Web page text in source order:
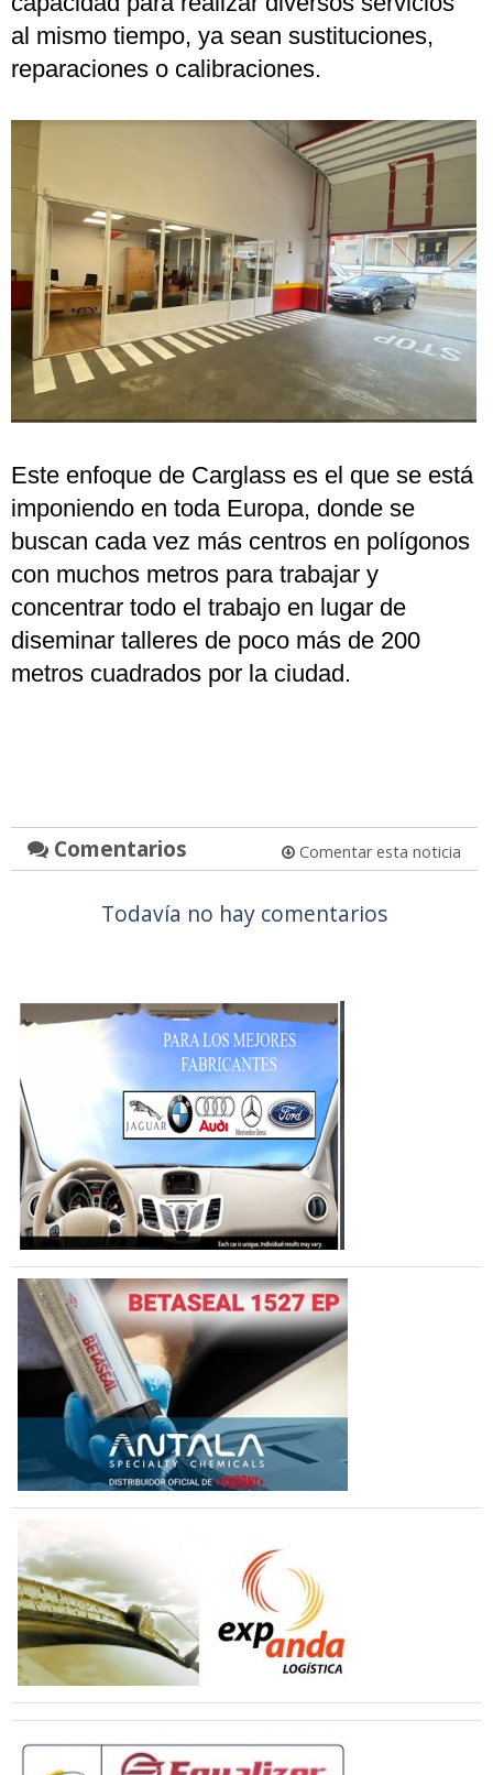
al mismo tiempo, ya sean sustituciones,
reparaciones o calibraciones.
Este enfoque de Carglass es el que se está
imponiendo en toda Europa, donde se
buscan cada vez más centros en polígonos
con muchos metros para trabajar y
concentrar todo el trabajo en lugar de
diseminar talleres de poco más de 200
metros cuadrados por la ciudad.
Comentarios Comentar esta noticia
Todavía no hay comentarios